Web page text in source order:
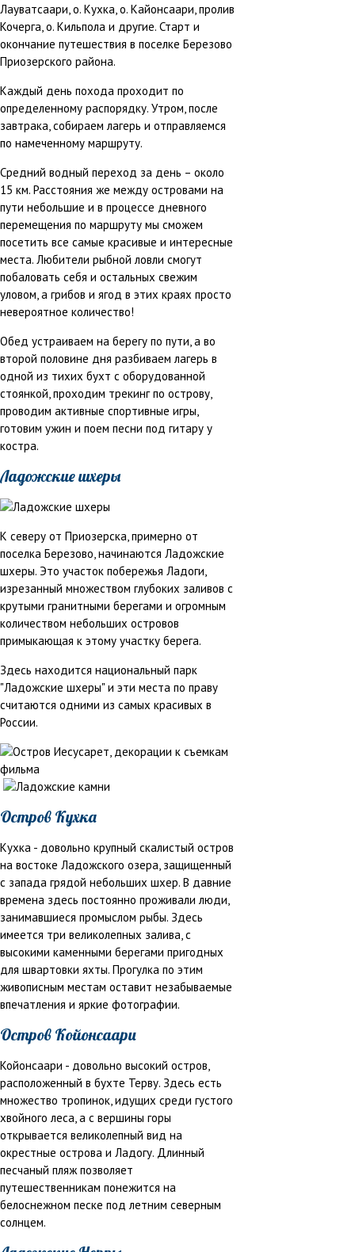
Лауватсаари, о. Кухка, о. Кайонсаари, пролив
Кочерга, о. Кильпола и другие. Старт и
окончание путешествия в поселке Березово
Приозерского района.
Каждый день похода проходит по
определенному распорядку. Утром, после
завтрака, собираем лагерь и отправляемся
по намеченному маршруту.
Средний водный переход за день – около
15 км. Расстояния же между островами на
пути небольшие и в процессе дневного
перемещения по маршруту мы сможем
посетить все самые красивые и интересные
места. Любители рыбной ловли смогут
побаловать себя и остальных свежим
уловом, а грибов и ягод в этих краях просто
невероятное количество!
Обед устраиваем на берегу по пути, а во
второй половине дня разбиваем лагерь в
одной из тихих бухт с оборудованной
стоянкой, проходим трекинг по острову,
проводим активные спортивные игры,
готовим ужин и поем песни под гитару у
костра.
Ладожские шхеры
К северу от Приозерска, примерно от
поселка Березово, начинаются Ладожские
шхеры. Это участок побережья Ладоги,
изрезанный множеством глубоких заливов с
крутыми гранитными берегами и огромным
количеством небольших островов
примыкающая к этому участку берега.
Здесь находится национальный парк
"Ладожские шхеры" и эти места по праву
считаются одними из самых красивых в
России.
Остров Кухка
Кухка - довольно крупный скалистый остров
на востоке Ладожского озера, защищенный
с запада грядой небольших шхер. В давние
времена здесь постоянно проживали люди,
занимавшиеся промыслом рыбы. Здесь
имеется три великолепных залива, с
высокими каменными берегами пригодных
для швартовки яхты. Прогулка по этим
живописным местам оставит незабываемые
впечатления и яркие фотографии.
Остров Койонсаари
Койонсаари - довольно высокий остров,
расположенный в бухте Терву. Здесь есть
множество тропинок, идущих среди густого
хвойного леса, а с вершины горы
открывается великолепный вид на
окрестные острова и Ладогу. Длинный
песчаный пляж позволяет
путешественникам понежится на
белоснежном песке под летним северным
солнцем.